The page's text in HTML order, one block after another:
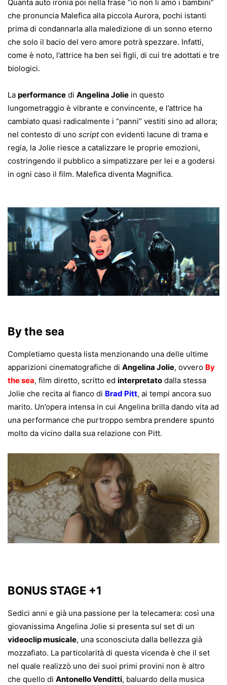
Quanta auto ironia poi nella frase “io non li amo i bambini”
che pronuncia Malefica alla piccola Aurora, pochi istanti
prima di condannarla alla maledizione di un sonno eterno
che solo il bacio del vero amore potrà spezzare. Infatti,
come è noto, l’attrice ha ben sei figli, di cui tre adottati e tre
biologici.
La performance di Angelina Jolie in questo
lungometraggio è vibrante e convincente, e l’attrice ha
cambiato quasi radicalmente i “panni” vestiti sino ad allora;
nel contesto di uno scriptcon evidenti lacune di trama e
regia, la Jolie riesce a catalizzare le proprie emozioni,
costringendo il pubblico a simpatizzare per lei e a godersi
in ogni caso il film. Malefica diventa Magnifica.
By the sea
Completiamo questa lista menzionando una delle ultime
apparizioni cinematografiche di Angelina Jolie, ovvero By
the sea, film diretto, scritto ed interpretato dalla stessa
Jolie che recita al fianco di Brad Pitt, ai tempi ancora suo
marito. Un’opera intensa in cui Angelina brilla dando vita ad
una performance che purtroppo sembra prendere spunto
molto da vicino dalla sua relazione con Pitt.
BONUS STAGE +1
Sedici anni e già una passione per la telecamera: così una
giovanissima Angelina Jolie si presenta sul set di un
videoclip musicale, una sconosciuta dalla bellezza già
mozzafiato. La particolarità di questa vicenda è che il set
nel quale realizzò uno dei suoi primi provini non è altro
che quello di Antonello Venditti, baluardo della musica